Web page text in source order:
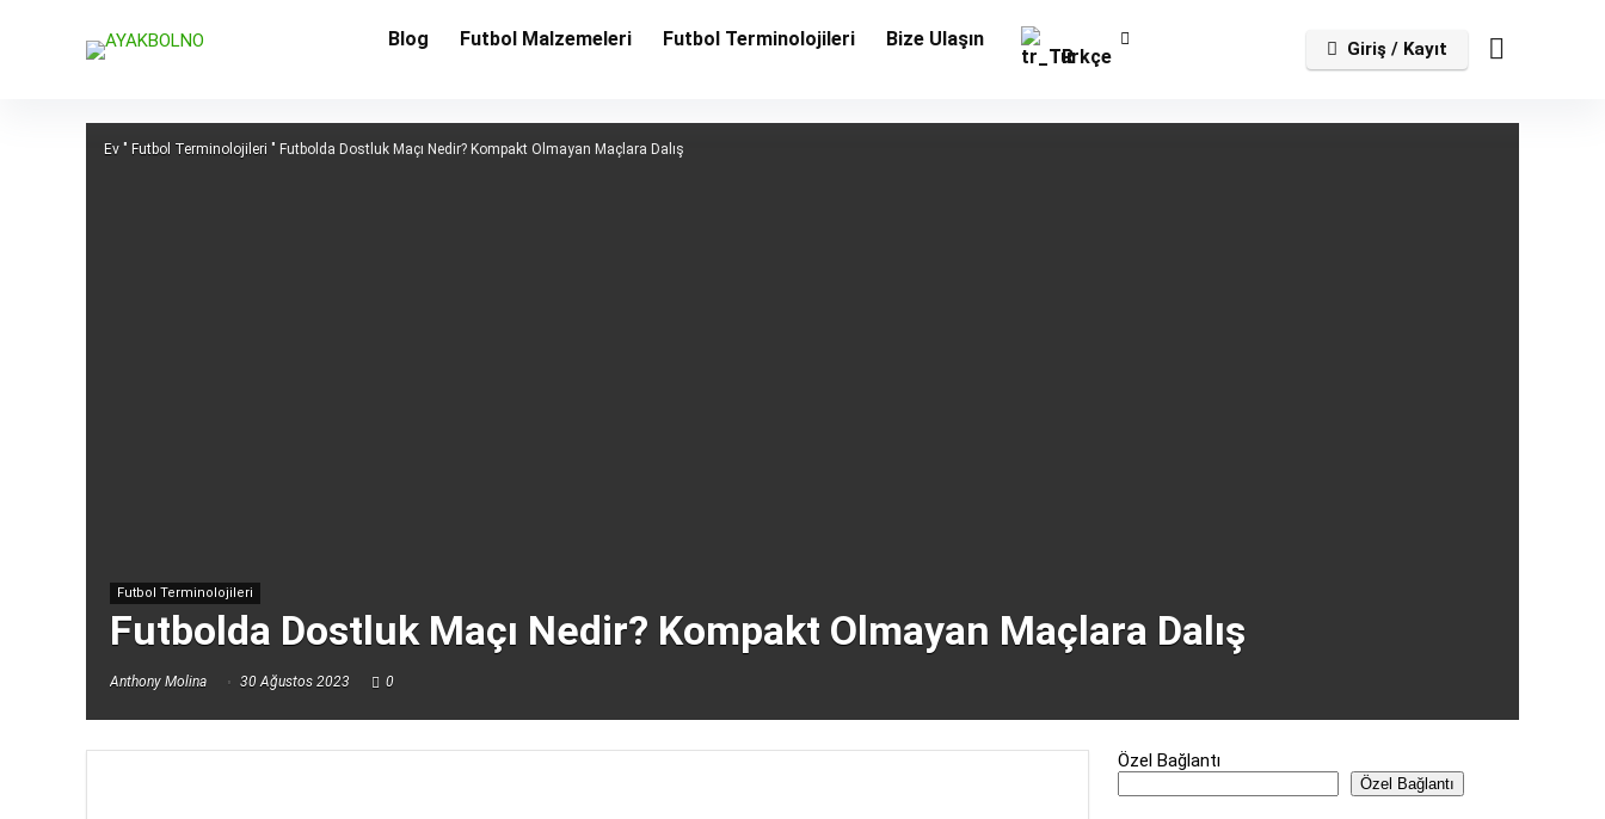
Blog Futbol Malzemeleri Futbol Terminolojileri Bize Ulaşın
Türkçe Giriş / Kayıt
Ev " Futbol Terminolojileri " Futbolda Dostluk Maçı Nedir? Kompakt Olmayan Maçlara Dalış
Futbol Terminolojileri
Futbolda Dostluk Maçı Nedir? Kompakt Olmayan Maçlara Dalış
Anthony Molina 30 Ağustos 2023 0
Özel Bağlantı
Özel Bağlantı